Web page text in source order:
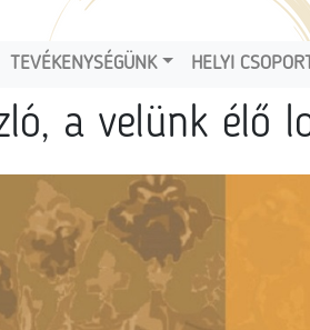
TEVÉKENYSÉGÜNK HELYI
a velünk élő